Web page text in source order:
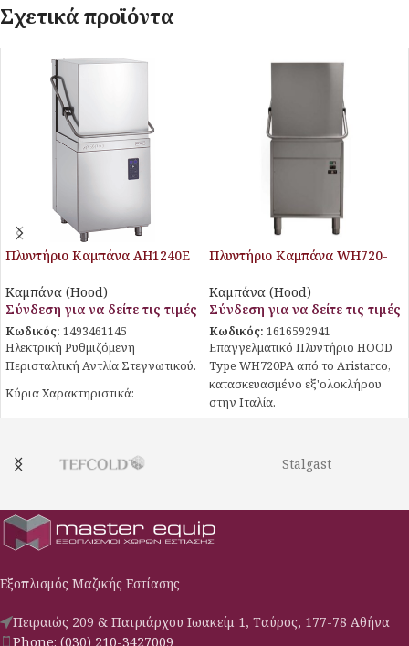
Σχετικά προϊόντα
Πλυντήριο Καμπάνα AH1240E
Καμπάνα (Hood)
Σύνδεση για να δείτε τις τιμές
Κωδικός: 1493461145
Ηλεκτρική Ρυθμιζόμενη
Περισταλτική Αντλία Στεγνωτικού.
Κύρια Χαρακτηριστικά:
Συμπεριλαμβάνονται Αξεσουάρ:
πιάτων, 1 καλάθι ποτηριών και 2
θήκες για μαχαιροπήρουνα,
ποικίλες επιλογές χρήσης.
Πλυντήριο Καμπάνα WH720-
Καμπάνα (Hood)
Σύνδεση για να δείτε τις τιμές
Κωδικός: 1616592941
Επαγγελματικό Πλυντήριο HOOD
Type WH720PA από το Aristarco,
κατασκευασμένο εξ'ολοκλήρου
στην Ιταλία.
Εύχρηστος Αναλογικός Πίνακας
Λειτουργιών: Ο πίνακας ελέγχου
πλοήγηση και επιλογή των
λειτουργιών, εξασφαλίζοντας
αποτελεσματική λειτουργία.
(90"-120") για τον κατάλληλο
βαθμό καθαρισμού.
Stalgast
Εξοπλισμός Μαζικής Εστίασης
Πειραιώς 209 & Πατριάρχου Ιωακείμ 1, Ταύρος, 177-78 Αθήνα
Phone: (030) 210-3427009